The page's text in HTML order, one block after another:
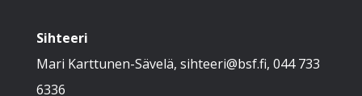
Sihteeri
Mari Karttunen-Sävelä, sihteeri@bsf.fi, 044 733
6336